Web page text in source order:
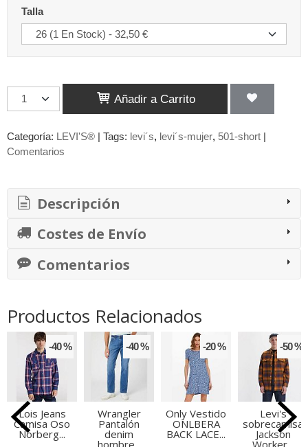
Talla
Añadir a Carrito
Categoría: LEVI'S® | Tags: levi´s levi´s-mujer 501-short |
Comentarios
Descripción
Costes de Envío
Comentarios
Productos Relacionados
-40 %
Lois Jeans
Camisa Oso
Norberg...
-40 %
Wrangler
Pantalón
denim
hombre...
-20 %
Only Vestido
ONLBERA
BACK LACE...
-50 %
Levi's
sobrecamisa
Jackson
Worker...